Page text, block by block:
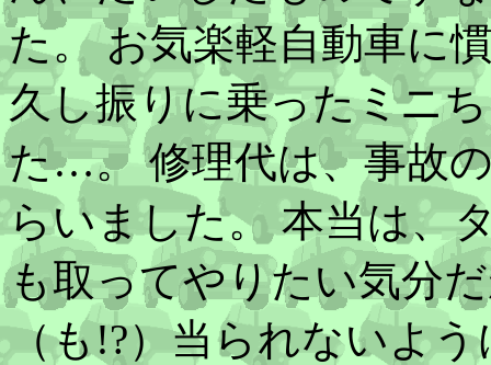
た。 お気楽軽自動車に
久し振りに乗ったミニ
た…。 修理代は、事故
らいました。 本当は、
も取ってやりたい気分
（も!?）当られないよ